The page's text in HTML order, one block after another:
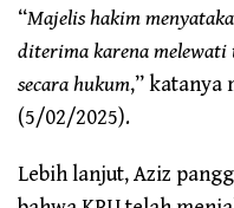
“Majelis hakim
diterima karena melewati
secara hukum,” katanya
(5/02/2025).
Lebih lanjut, Aziz